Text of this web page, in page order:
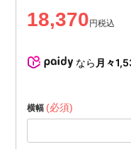
18,370 税込
なら 月々
横幅 (必須)